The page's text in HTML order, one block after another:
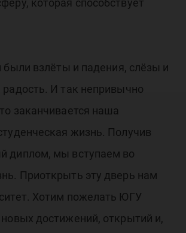
которая способствует
были взлёты и падения, слёзы и
радость. И так непривычно
заканчивается наша
жизнь. Получив
диплом, мы вступаем во
Приоткрыть эту дверь нам
Хотим пожелать ЮГУ
достижений, открытий и,